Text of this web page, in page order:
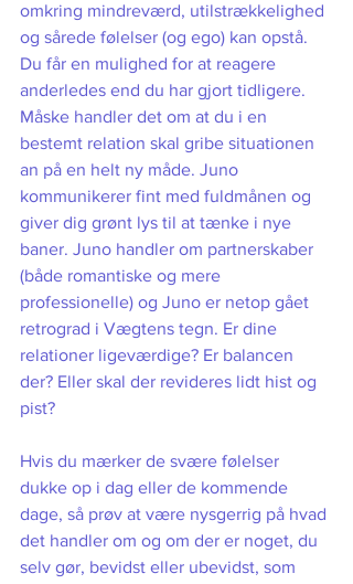
omkring mindreværd, utilstrækkelighed
og sårede følelser (og ego) kan opstå.
Du får en mulighed for at reagere
anderledes end du har gjort tidligere.
Måske handler det om at du i en
bestemt relation skal gribe situationen
an på en helt ny måde. Juno
kommunikerer fint med fuldmånen og
giver dig grønt lys til at tænke i nye
baner. Juno handler om partnerskaber
(både romantiske og mere
professionelle) og Juno er netop gået
retrograd i Vægtens tegn. Er dine
relationer ligeværdige? Er balancen
der? Eller skal der revideres lidt hist og
pist?
Hvis du mærker de svære følelser
dukke op i dag eller de kommende
dage, så prøv at være nysgerrig på hvad
det handler om og om der er noget, du
selv gør, bevidst eller ubevidst, som